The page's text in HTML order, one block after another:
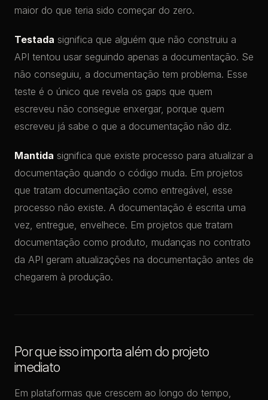
maior do que teria sido começar do zero.
Testada significa que alguém que não construiu a
API tentou usar seguindo apenas a documentação. Se
não conseguiu, a documentação tem problema. Esse
teste é o único que revela os gaps que quem
escreveu não consegue enxergar, porque quem
escreveu já sabe o que a documentação não diz.
Mantida significa que existe processo para atualizar a
documentação quando o código muda. Em projetos
que tratam documentação como entregável, esse
processo não existe. A documentação é escrita uma
vez, entregue, envelhece. Em projetos que tratam
documentação como produto, mudanças no contrato
da API geram atualizações na documentação antes de
chegarem à produção.
Por que isso importa além do projeto
imediato
Em plataformas que crescem ao longo do tempo,